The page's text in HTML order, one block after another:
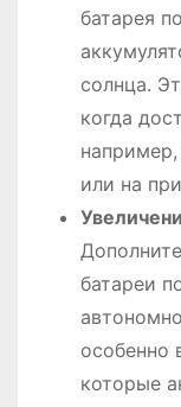
батарея
солнца.
когда
или на
батареи
особенно
которые